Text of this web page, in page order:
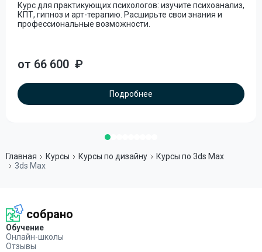
Курс для практикующих психологов: изучите психоанализ,
КПТ, гипноз и арт-терапию. Расширьте свои знания и
профессиональные возможности.
от 66 600 ₽
Подробнее
Главная Курсы Курсы по дизайну
Курсы по 3ds Max
3ds Max
собрано
Обучение
Онлайн-школы
Отзывы